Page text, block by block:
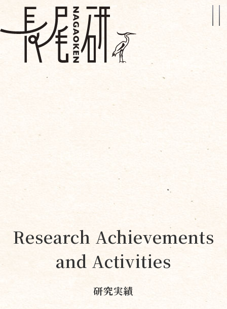
Research Achievements
and Activities
研究実績